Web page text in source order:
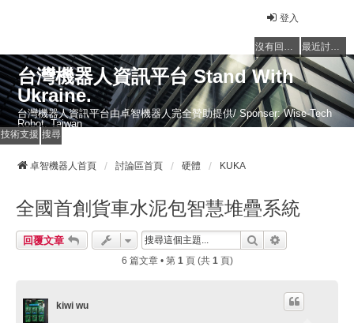
登入
沒有回覆的主題 最近討論的主題
台灣機器人資訊平台 Stand With
Ukraine.
台灣機器人資訊平台由卓智機器人完全贊助提供/ Sponser: Wise-Tech
Robot, Taiwan
技術支援 搜尋
卓智機器人首頁 討論區首頁 硬體 KUKA
全國首創貨車水泥包智慧堆疊系統
回覆文章 搜尋
6 篇文章 • 第 1頁 (共 1頁)
kiwi wu